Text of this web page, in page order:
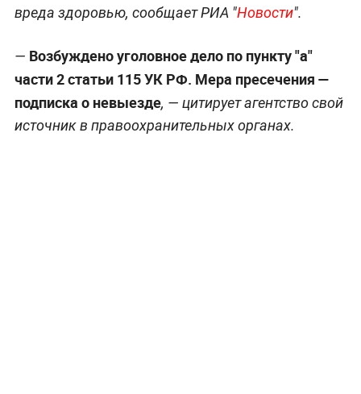
вреда здоровью, сообщает РИА "Новости".
— Возбуждено уголовное дело по пункту "а"
части 2 статьи 115 УК РФ. Мера пресечения —
подписка о невыезде, — цитирует агентство свой
источник в правоохранительных органах.